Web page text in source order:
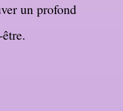
un profond